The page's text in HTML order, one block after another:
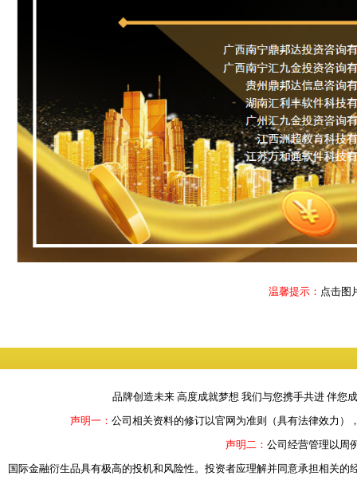
温馨提示： 点击图
品牌创造未来 高度成就梦想 我们与您携手共进 伴您
声明一： 公司相关资料的修订以官网为准则（具有法律效力
声明二： 公司经营管理以周
国际金融衍生品具有极高的投机和风险性。投资者应理解并同意承担相关